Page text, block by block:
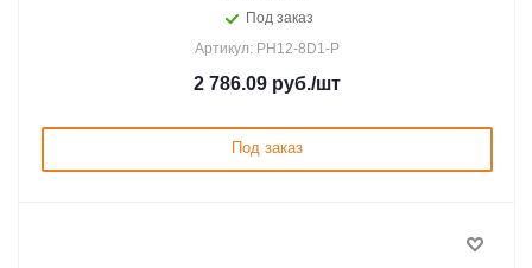
Под заказ
Артикул: PH12-8D1-P
2 786.09 руб./шт
Под заказ